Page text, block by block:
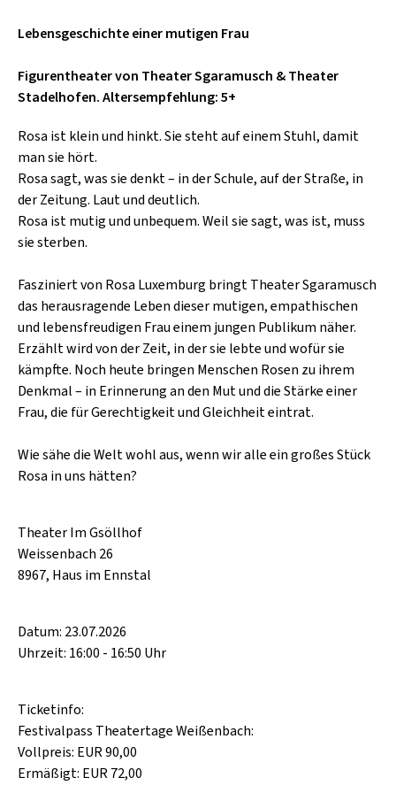
KUNSTGARTEN
KRISTALLWERK
GOLD & PECH THEATER
HARD & HEAVY
SINGER-SONGWRITER
VOLKSMUSIK
KULTURLAND STEIERMARK
Lebensgeschichte einer mutigen Frau
Figurentheater von Theater Sgaramusch & Theater
Stadelhofen. Altersempfehlung: 5+
Rosa ist klein und hinkt. Sie steht auf einem Stuhl, damit
man sie hört.
Rosa sagt, was sie denkt – in der Schule, auf der Straße, in
der Zeitung. Laut und deutlich.
Rosa ist mutig und unbequem. Weil sie sagt, was ist, muss
sie sterben.
Fasziniert von Rosa Luxemburg bringt Theater Sgaramusch
das herausragende Leben dieser mutigen, empathischen
und lebensfreudigen Frau einem jungen Publikum näher.
Erzählt wird von der Zeit, in der sie lebte und wofür sie
kämpfte. Noch heute bringen Menschen Rosen zu ihrem
Denkmal – in Erinnerung an den Mut und die Stärke einer
Frau, die für Gerechtigkeit und Gleichheit eintrat.
Wie sähe die Welt wohl aus, wenn wir alle ein großes Stück
Rosa in uns hätten?
Theater Im Gsöllhof
Weissenbach 26
8967, Haus im Ennstal
Datum: 23.07.2026
Uhrzeit: 16:00 - 16:50 Uhr
Ticketinfo:
Festivalpass Theatertage Weißenbach:
Vollpreis: EUR 90,00
Ermäßigt: EUR 72,00